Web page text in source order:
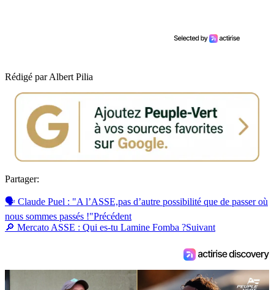
Rédigé par Albert Pilia
Partager:
🗣 Claude Puel : "A l’ASSE,pas d’autre possibilité que de passer où
nous sommes passés !"Précédent
🔎 Mercato ASSE : Qui es-tu Lamine Fomba ?Suivant